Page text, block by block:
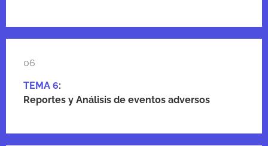
06
TEMA 6:
Reportes y Análisis de eventos adversos